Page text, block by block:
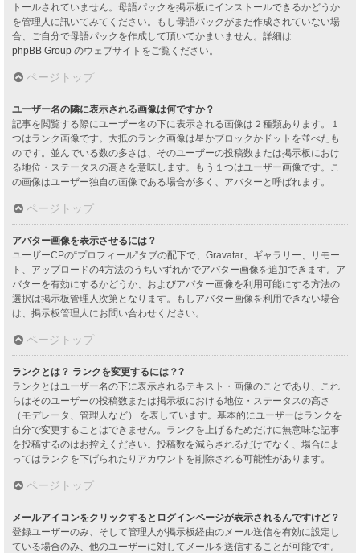
トールされていません。母語パックを掲示板にインストールできるかどうか
を管理人に訊いてみてください。もし母語パックがまだ作成されていない場
合、ご自分で母語パックを作成して頂いてかまいません。詳細は
phpBB Group のウェブサイトをご覧ください。
ページトップ
ユーザー名の隣に表示される画像は何ですか？
記事を閲覧する際にユーザー名の下に表示される画像は２種類あります。１
つはランク画像です。大抵のランク画像は星かブロックかドットを並べたも
のです。並んでいる数の多さは、そのユーザーの投稿数または掲示板におけ
る地位・ステータスの高さを意味します。もう１つはユーザー画像です。こ
の画像はユーザー独自の画像である場合が多く、アバターと呼ばれます。
ページトップ
アバター画像を表示させるには？
ユーザーCPの“プロフィール”タブの配下で、Gravatar、ギャラリー、リモー
ト、アップロードの4方法のうちいずれかでアバター画像を追加できます。ア
バターを有効にするかどうか、およびアバター画像を利用可能にする方法の
選択は掲示板管理人次第となります。もしアバター画像を利用できない場合
は、掲示板管理人にお問い合わせください。
ページトップ
ランクとは？ ランクを変更するには？?
ランクとはユーザー名の下に表示されるテキスト・画像のことであり、これ
らはそのユーザーの投稿数または掲示板における地位・ステータスの高さ
（モデレータ、管理人など） を表しています。基本的にユーザーはランクを
自分で変更することはできません。ランクを上げるためだけに無意味な記事
を投稿するのはお控えください。投稿数を減らされるだけでなく、場合によ
ってはランクを下げられたりアカウントを削除される可能性があります。
ページトップ
メールアイコンをクリックするとログインページが表示されるんですけど？
登録ユーザーのみ、そして管理人が掲示板経由のメール送信を有効に設定し
ている場合のみ、他のユーザーに対してメールを送信することが可能です。